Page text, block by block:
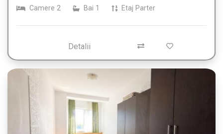
Camere 2 Bai 1 Etaj Parter
Detalii